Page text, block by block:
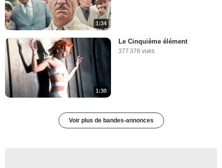
1:34
1:30
Le Cinquième élément
377 378 vues
Voir plus de bandes-annonces